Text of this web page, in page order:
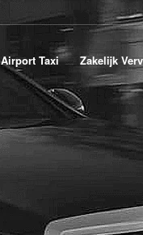
Airport Taxi Zakelijk